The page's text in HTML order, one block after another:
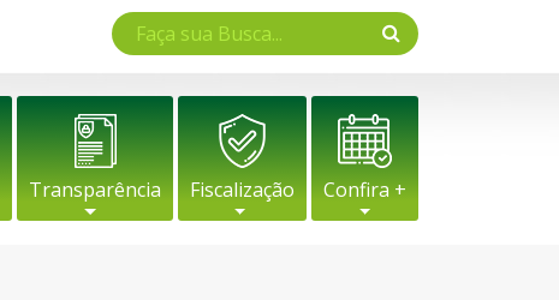
Transparência Fiscalização Confira +